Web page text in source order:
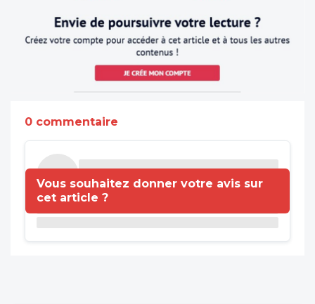
0 commentaire
Vous souhaitez donner votre avis sur
cet article ?